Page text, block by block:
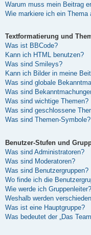
Warum muss mein Beitrag
Wie markiere ich ein Thema
Textformatierung und
Was ist BBCode?
Kann ich HTML benutzen?
Was sind Smileys?
Kann ich Bilder in meine
Was sind globale
Was sind
Was sind wichtige Themen?
Was sind geschlossene
Was sind Themen-Symbole?
Benutzer-Stufen und
Was sind Administratoren?
Was sind Moderatoren?
Was sind Benutzergruppen?
Wo finde ich die
Wie werde ich Gruppenleiter?
Weshalb werden
Was ist eine Hauptgruppe?
Was bedeutet der „Das